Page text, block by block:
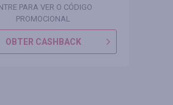
PARA VER O CÓDIGO
PROMOCIONAL
OBTER CASHBACK